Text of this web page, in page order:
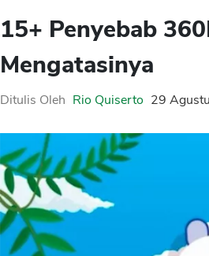
15+ Penyebab
Mengatasinya
Ditulis Oleh Rio Quiserto 29